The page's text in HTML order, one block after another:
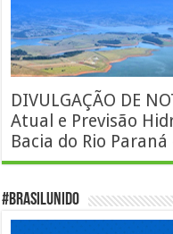
DIVULGAÇÃO DE
Atual e Previsão
Bacia do Rio
#BrasilUnido